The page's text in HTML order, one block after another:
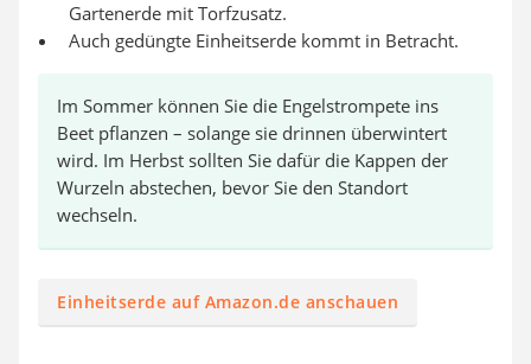
Gartenerde mit Torfzusatz.
Auch gedüngte Einheitserde kommt in Betracht.
Im Sommer können Sie die Engelstrompete ins
Beet pflanzen – solange sie drinnen überwintert
wird. Im Herbst sollten Sie dafür die Kappen der
Wurzeln abstechen, bevor Sie den Standort
wechseln.
Einheitserde auf Amazon.de anschauen